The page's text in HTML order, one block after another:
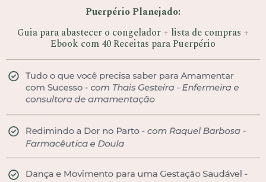
Puerpério Planejado:
Guia para abastecer o congelador + lista de compras +
Ebook com 40 Receitas para Puerpério